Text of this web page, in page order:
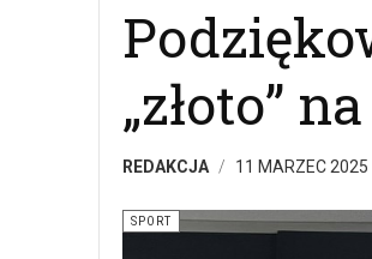
„złoto”
REDAKCJA 11 MARZEC 2025
SPORT